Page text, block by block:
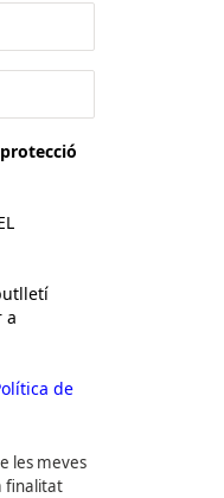
a
de
les meves
finalitat